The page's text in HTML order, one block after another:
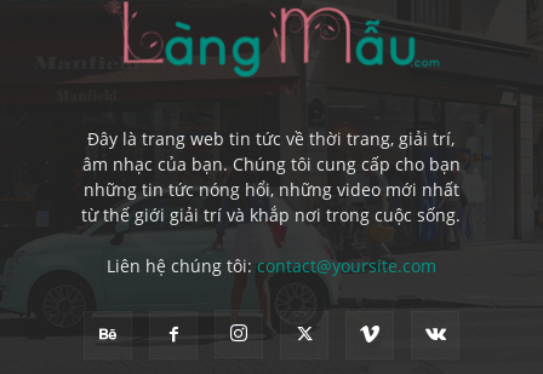
Đây là trang web tin tức về thời trang, giải trí,
âm nhạc của bạn. Chúng tôi cung cấp cho bạn
những tin tức nóng hổi, những video mới nhất
từ thế giới giải trí và khắp nơi trong cuộc sống.
Liên hệ chúng tôi: contact@yoursite.com